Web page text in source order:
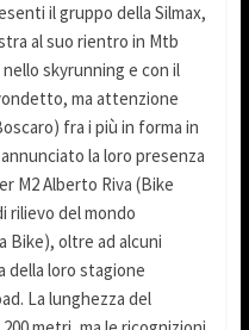
il gruppo della Silmax,
al suo rientro in Mtb
skyrunning e con il
ma attenzione
fra i più in forma in
la loro presenza
M2 Alberto Riva (Bike
rilievo del mondo
Bike), oltre ad alcuni
della loro stagione
La lunghezza del